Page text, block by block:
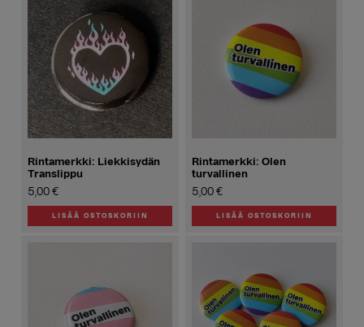
Rintamerkki: Liekkisydän
Translippu
5,00€
LISÄÄ OSTOSKORIIN
Rintamerkki: Olen
turvallinen
5,00€
LISÄÄ OSTOSKORIIN